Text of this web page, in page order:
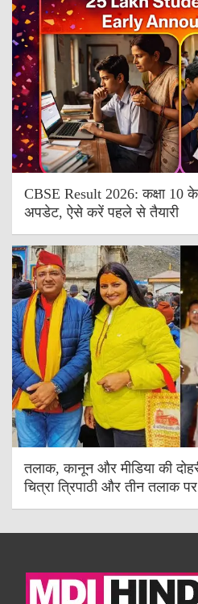
CBSE Result 2026: कक्षा 10
अपडेट, ऐसे करें पहले से तैयारी
तलाक, कानून और मीडिया की
चित्रा त्रिपाठी और तीन तलाक